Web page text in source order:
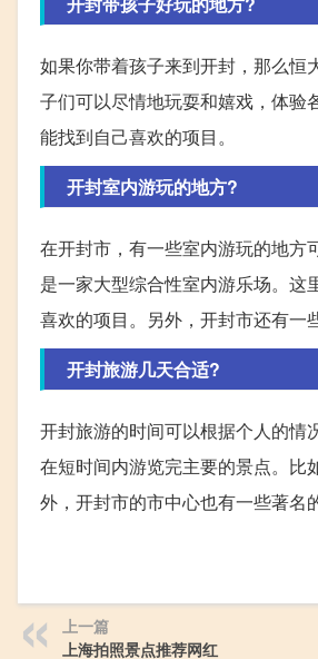
如果你带着孩子来到开封，那么恒
子们可以尽情地玩耍和嬉戏，体验
能找到自己喜欢的项目。
开封室内游玩的地方?
在开封市，有一些室内游玩的地方
是一家大型综合性室内游乐场。这
喜欢的项目。另外，开封市还有一
开封旅游几天合适?
开封旅游的时间可以根据个人的情
在短时间内游览完主要的景点。比
外，开封市的市中心也有一些著名
上一篇
上海拍照景点推荐网红